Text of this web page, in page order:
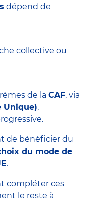
dépend de
collective ou
de la CAF, via
Unique),
de bénéficier du
du mode de
.
compléter ces
le reste à